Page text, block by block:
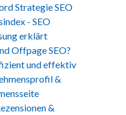
Strategie SEO
- SEO
erklärt
Offpage SEO?
und effektiv
&
&